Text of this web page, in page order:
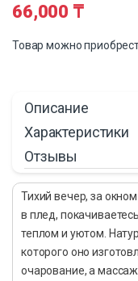
66,000 ₸
Товар можно
Описание
Характеристики
Отзывы
Тихий вечер, за
в плед,
теплом и уютом.
которого оно
очарование, а